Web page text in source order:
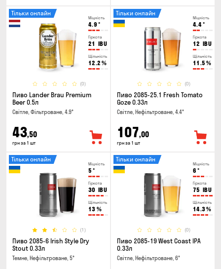
Міцність
4.9 °
Гіркота
21 IBU
Щільність
12.2 %
(0)
Тільки онлайн
Пиво Lander Brau Premium
Beer 0.5л
Світле, Фільтроване, 4.9°
43,50
грн за 1 шт
Міцність
4.4°
Гіркота
12 IBU
Щільність
11.5 %
(0)
Тільки онлайн
Пиво 2085-25.1 Fresh Tomato
Goze 0.33л
Світле, Нефільтроване, 4.4°
107,00
грн за 1 шт
Міцність
5 °
Гіркота
30 IBU
Щільність
13 %
(1)
Тільки онлайн
Пиво 2085-6 Irish Style Dry
Stout 0.33л
Темне, Нефільтроване, 5°
Міцність
6 °
Гіркота
75 IBU
Щільність
14.3%
(0)
Тільки онлайн
Пиво 2085-19 West Coast IPA
0.33л
Світле, Нефільтроване, 6°